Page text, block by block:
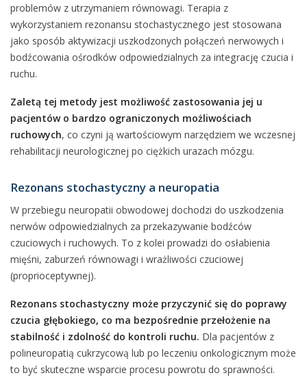
problemów z utrzymaniem równowagi. Terapia z
wykorzystaniem rezonansu stochastycznego jest stosowana
jako sposób aktywizacji uszkodzonych połączeń nerwowych i
bodźcowania ośrodków odpowiedzialnych za integrację czucia i
ruchu.
Zaletą tej metody jest możliwość zastosowania jej u
pacjentów o bardzo ograniczonych możliwościach
ruchowych, co czyni ją wartościowym narzędziem we wczesnej
rehabilitacji neurologicznej po ciężkich urazach mózgu.
Rezonans stochastyczny a neuropatia
W przebiegu neuropatii obwodowej dochodzi do uszkodzenia
nerwów odpowiedzialnych za przekazywanie bodźców
czuciowych i ruchowych. To z kolei prowadzi do osłabienia
mięśni, zaburzeń równowagi i wrażliwości czuciowej
(proprioceptywnej).
Rezonans stochastyczny może przyczynić się do poprawy
czucia głębokiego, co ma bezpośrednie przełożenie na
stabilność i zdolność do kontroli ruchu. Dla pacjentów z
polineuropatią cukrzycową lub po leczeniu onkologicznym może
to być skuteczne wsparcie procesu powrotu do sprawności.